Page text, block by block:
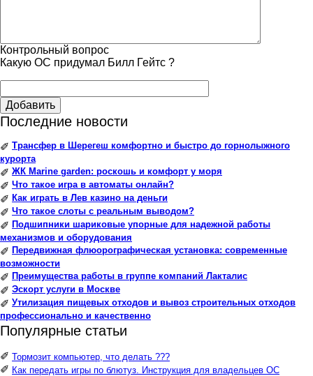
Контрольный вопрос
Какую ОС придумал Билл Гейтс ?
Добавить
Последние новости
✐ Трансфер в Шерегеш комфортно и быстро до горнолыжного
курорта
✐ ЖК Marine garden: роскошь и комфорт у моря
✐ Что такое игра в автоматы онлайн?
✐ Как играть в Лев казино на деньги
✐ Что такое слоты с реальным выводом?
✐ Подшипники шариковые упорные для надежной работы
механизмов и оборудования
✐ Передвижная флюорографическая установка: современные
возможности
✐ Преимущества работы в группе компаний Лакталис
✐ Эскорт услуги в Москве
✐ Утилизация пищевых отходов и вывоз строительных отходов
профессионально и качественно
Популярные статьи
✐ Тормозит компьютер, что делать ???
✐ Как передать игры по блютуз. Инструкция для владельцев ОС